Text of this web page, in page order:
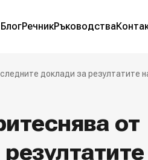
БлогРечникРъководства
доклади за резултатите
от